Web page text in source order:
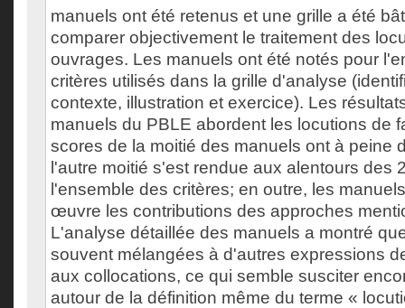
manuels ont été retenus et une grille a été
comparer objectivement le traitement des
ouvrages. Les manuels ont été notés pour
critères utilisés dans la grille d'analyse
contexte, illustration et exercice). Les
manuels du PBLE abordent les locutions de
scores de la moitié des manuels ont à peine
l'autre moitié s'est rendue aux alentours des
l'ensemble des critères; en outre, les
œuvre les contributions des approches
L'analyse détaillée des manuels a montré
souvent mélangées à d'autres expressions
aux collocations, ce qui semble susciter
autour de la définition même du terme «